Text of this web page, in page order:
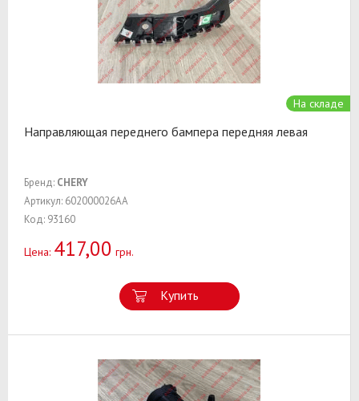
На складе
Направляющая переднего бампера передняя левая
Бренд: CHERY
Артикул: 602000026AA
Код: 93160
Цена: 417,00 грн.
Купить